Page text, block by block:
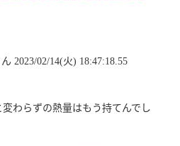
2023/02/14(火) 18:47:18.55
わらずの熱量はもう持てんでし